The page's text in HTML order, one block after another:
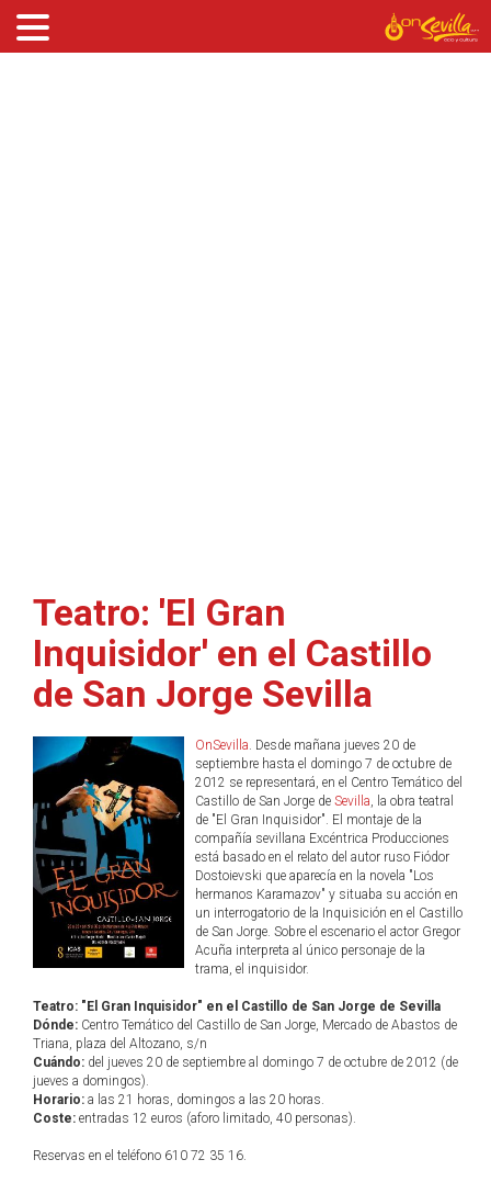
Teatro: 'El Gran
Inquisidor' en el Castillo
de San Jorge Sevilla
OnSevilla. Desde mañana jueves 20 de
septiembre hasta el domingo 7 de octubre de
2012 se representará, en el Centro Temático del
Castillo de San Jorge de Sevilla, la obra teatral
de "El Gran Inquisidor". El montaje de la
compañía sevillana Excéntrica Producciones
está basado en el relato del autor ruso Fiódor
Dostoievski que aparecía en la novela "Los
hermanos Karamazov" y situaba su acción en
un interrogatorio de la Inquisición en el Castillo
de San Jorge. Sobre el escenario el actor Gregor
Acuña interpreta al único personaje de la
trama, el inquisidor.
Teatro: "El Gran Inquisidor" en el Castillo de San Jorge de Sevilla
Dónde: Centro Temático del Castillo de San Jorge, Mercado de Abastos de
Triana, plaza del Altozano, s/n
Cuándo: del jueves 20 de septiembre al domingo 7 de octubre de 2012 (de
jueves a domingos).
Horario: a las 21 horas, domingos a las 20 horas.
Coste: entradas 12 euros (aforo limitado, 40 personas).
Reservas en el teléfono 610 72 35 16.